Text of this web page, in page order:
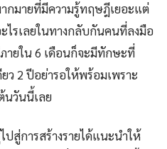
กมายที่มีความรู้ทฤษฎีเยอะแต่
ไรเลยในทางกลับกันคนที่ลงมือ
ายใน 6 เดือนก็จะมีทักษะที่
ว 2 ปีอย่ารอให้พร้อมเพราะ
นวันนี้เลย
สู่การสร้างรายได้แนะนำให้